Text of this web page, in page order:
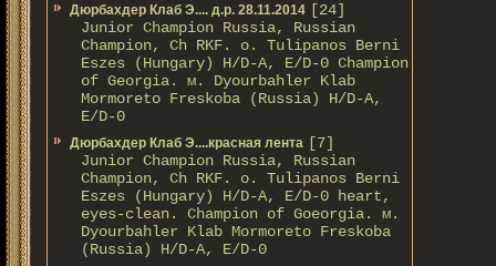
Дюрбахдер Клаб Э.... д.р. 28.11.2014 [24]
Junior Champion Russia, Russian
Champion, Ch RKF. о. Tulipanos Berni
Eszes (Hungary) H/D-A, E/D-0 Champion
of Georgia. м. Dyourbahler Klab
Mormoreto Freskoba (Russia) H/D-A,
E/D-0
Дюрбахдер Клаб Э....красная лента [7]
Junior Champion Russia, Russian
Champion, Ch RKF. о. Tulipanos Berni
Eszes (Hungary) H/D-A, E/D-0 heart,
eyes-clean. Champion of Gоeorgia. м.
Dyourbahler Klab Mormoreto Freskoba
(Russia) H/D-А, E/D-0